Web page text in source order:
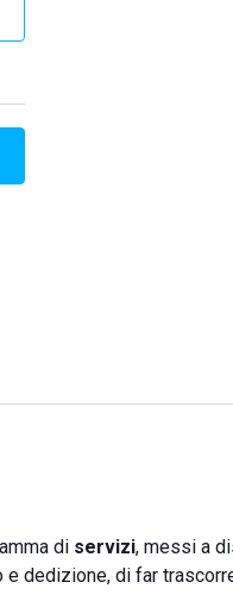
di servizi, messi a
dedizione, di far